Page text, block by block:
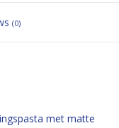
(0)
met matte